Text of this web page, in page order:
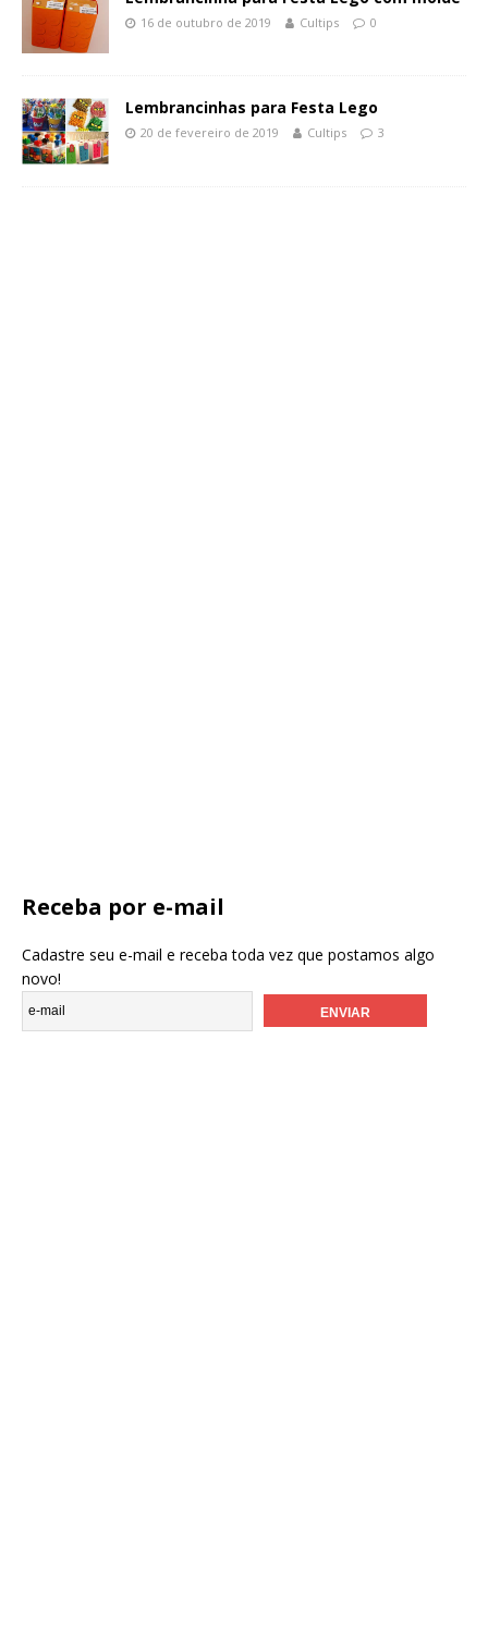
16 de outubro de 2019 Cultips 0
Lembrancinhas para Festa Lego
20 de fevereiro de 2019 Cultips 3
Receba por e-mail
Cadastre seu e-mail e receba toda vez que postamos algo
novo!